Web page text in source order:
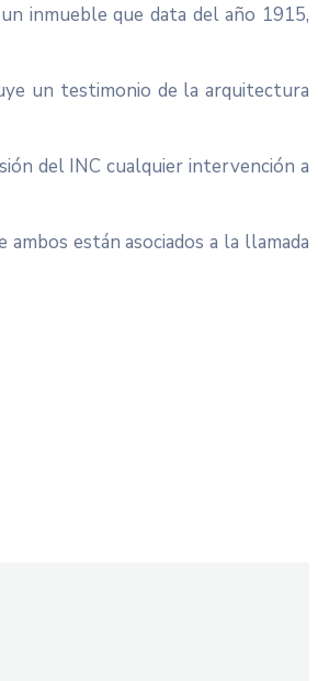
inmueble que data del año 1915,
un testimonio de la arquitectura
del INC cualquier intervención a
están asociados a la llamada